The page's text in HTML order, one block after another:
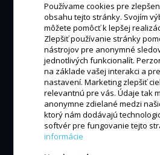
od 0 - 24 €
podľa výšky obratu
MÁM
Používame cookies pre
obsahu tejto stránky. Svojím
môžete pomôcť k lepšej
Zlepšiť používanie stránky
nástrojov pre anonymné
jednotlivých funkcionalít.
na základe vašej interakci a
nastavení. Marketing zlepšiť
relevantnú pre vás. Údaje tak
anonymne zdielané medzi
ktorý nám dodávajú
softvér pre fungovanie tejto
informácie